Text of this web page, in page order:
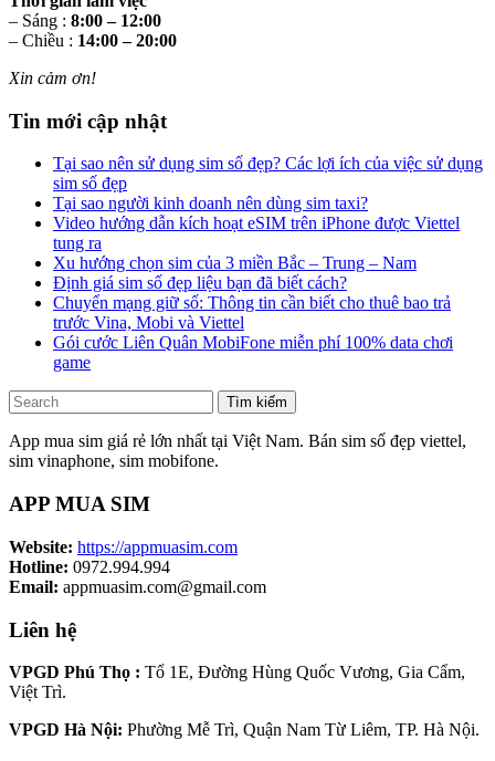
– Sáng : 8:00 – 12:00
– Chiều : 14:00 – 20:00
Xin cảm ơn!
Tin mới cập nhật
Tại sao nên sử dụng sim số đẹp? Các lợi ích của việc sử dụng
sim số đẹp
Tại sao người kinh doanh nên dùng sim taxi?
Video hướng dẫn kích hoạt eSIM trên iPhone được Viettel
tung ra
Xu hướng chọn sim của 3 miền Bắc – Trung – Nam
Định giá sim số đẹp liệu bạn đã biết cách?
Chuyển mạng giữ số: Thông tin cần biết cho thuê bao trả
trước Vina, Mobi và Viettel
Gói cước Liên Quân MobiFone miễn phí 100% data chơi
game
Tìm kiếm
App mua sim giá rẻ lớn nhất tại Việt Nam. Bán sim số đẹp viettel,
sim vinaphone, sim mobifone.
APP MUA SIM
Website: https://appmuasim.com
Hotline: 0972.994.994
Email: appmuasim.com@gmail.com
Liên hệ
VPGD Phú Thọ : Tổ 1E, Đường Hùng Quốc Vương, Gia Cẩm,
Việt Trì.
VPGD Hà Nội: Phường Mễ Trì, Quận Nam Từ Liêm, TP. Hà Nội.